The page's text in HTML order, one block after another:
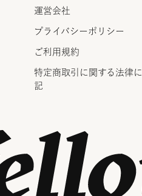
運営会社
プライバシーポリシー
ご利用規約
特定商取引に関する法律に
記